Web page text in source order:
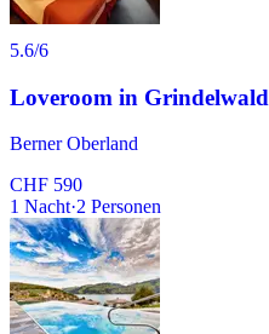
5.6/6
Loveroom in Grindelwald
Berner Oberland
CHF 590
1 Nacht·2 Personen